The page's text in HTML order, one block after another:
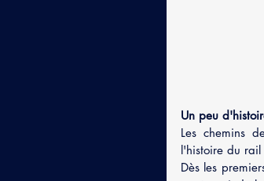
Un peu
Les chemins
l'histoire du rail
Dès les